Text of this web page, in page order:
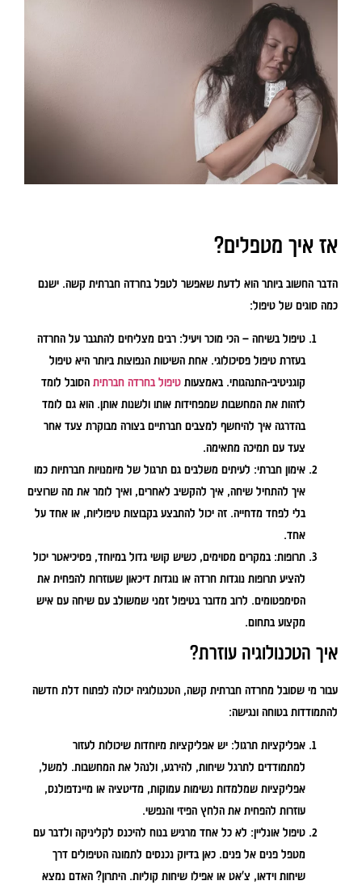
אז איך מטפלים?
הדבר החשוב ביותר הוא לדעת שאפשר לטפל בחרדה חברתית קשה. ישנם
כמה סוגים של טיפול:
טיפול בשיחה – הכי מוכר ויעיל: רבים מצליחים להתגבר על החרדה
בעזרת טיפול פסיכולוגי. אחת השיטות הנפוצות ביותר היא טיפול
קוגניטיבי-התנהגותי. באמצעות טיפול בחרדה חברתית הסובל לומד
לזהות את המחשבות שמפחידות אותו ולשנות אותן. הוא גם לומד
בהדרגה איך להיחשף למצבים חברתיים בצורה מבוקרת צעד אחר
צעד עם תמיכה מתאימה.
אימון חברתי: לעיתים משלבים גם תרגול של מיומנויות חברתיות כמו
איך להתחיל שיחה, איך להקשיב לאחרים, ואיך לומר את מה שרוצים
בלי לפחד מדחייה. זה יכול להתבצע בקבוצות טיפוליות, או אחד על
אחד.
תרופות: במקרים מסוימים, כשיש קושי גדול במיוחד, פסיכיאטר יכול
להציע תרופות נוגדות חרדה או נוגדות דיכאון שעוזרות להפחית את
הסימפטומים. לרוב מדובר בטיפול זמני שמשולב עם שיחה עם איש
מקצוע בתחום.
איך הטכנולוגיה עוזרת?
עבור מי שסובל מחרדה חברתית קשה, הטכנולוגיה יכולה לפתוח דלת חדשה
להתמודדות בטוחה ונגישה:
אפליקציות תרגול: יש אפליקציות מיוחדות שיכולות לעזור
למתמודדים לתרגל שיחות, להירגע, ולנהל את המחשבות. למשל,
אפליקציות שמלמדות נשימות עמוקות, מדיטציה או מיינדפולנס,
עוזרות להפחית את הלחץ הפיזי והנפשי.
טיפול אונליין: לא כל אחד מרגיש בנוח להיכנס לקליניקה ולדבר עם
מטפל פנים אל פנים. כאן בדיוק נכנסים לתמונה הטיפולים דרך
שיחות וידאו, צ'אט או אפילו שיחות קוליות. היתרון? האדם נמצא